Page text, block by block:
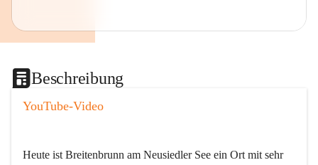
Beschreibung
YouTube-Video
Heute ist Breitenbrunn am Neusiedler See ein Ort mit sehr